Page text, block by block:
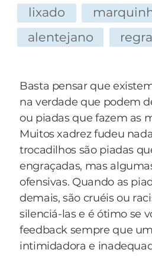
— Uma ponte não, doutor...
superfaturadas: uma pra
filho e a terceira o senhor
lixado
alentejano
Basta pensar que
na verdade que podem
ou piadas que fazem as
Muitos xadrez fudeu
trocadilhos são piadas
engraçadas, mas
ofensivas. Quando as
demais, são cruéis ou
silenciá-las e é ótimo se
feedback sempre que
intimidadora e